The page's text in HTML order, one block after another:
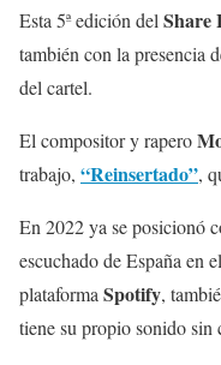
Esta 5ª edición del Share
también con la presencia
del cartel.
El compositor y rapero
trabajo, “Reinsertado”,
En 2022 ya se posicionó
escuchado de España en
plataforma Spotify,
tiene su propio sonido sin